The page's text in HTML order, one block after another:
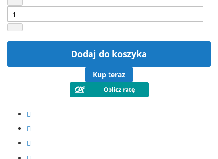
Dodaj do koszyka
Kup teraz